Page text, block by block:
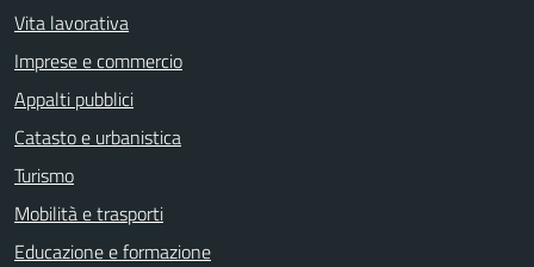
Vita lavorativa
Imprese e commercio
Appalti pubblici
Catasto e urbanistica
Turismo
Mobilità e trasporti
Educazione e formazione